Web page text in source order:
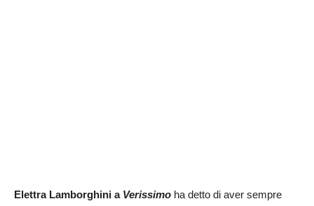
Elettra Lamborghini a Verissimo ha detto di aver sempre